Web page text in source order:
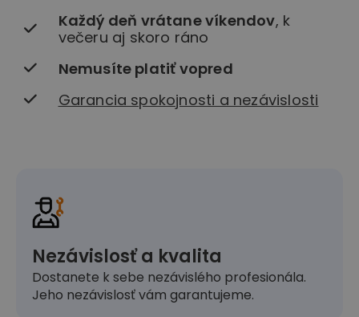
Každý deň vrátane víkendov, k
večeru aj skoro ráno
Nemusíte platiť vopred
Garancia spokojnosti a nezávislosti
Nezávislosť a kvalita
Dostanete k sebe nezávislého profesionála.
Jeho nezávislosť vám garantujeme.